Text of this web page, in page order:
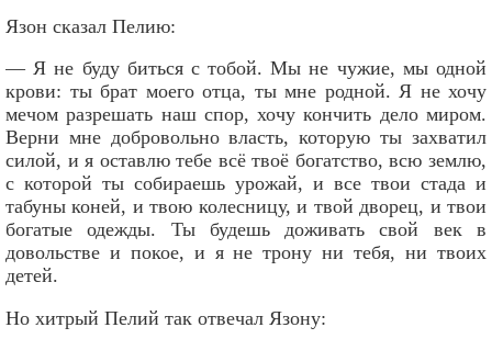
Язон сказал Пелию:
— Я не буду биться с тобой. Мы не чужие, мы одной
крови: ты брат моего отца, ты мне родной. Я не хочу
мечом разрешать наш спор, хочу кончить дело миром.
Верни мне добровольно власть, которую ты захватил
силой, и я оставлю тебе всё твоё богатство, всю землю,
с которой ты собираешь урожай, и все твои стада и
табуны коней, и твою колесницу, и твой дворец, и твои
богатые одежды. Ты будешь доживать свой век в
довольстве и покое, и я не трону ни тебя, ни твоих
детей.
Но хитрый Пелий так отвечал Язону: